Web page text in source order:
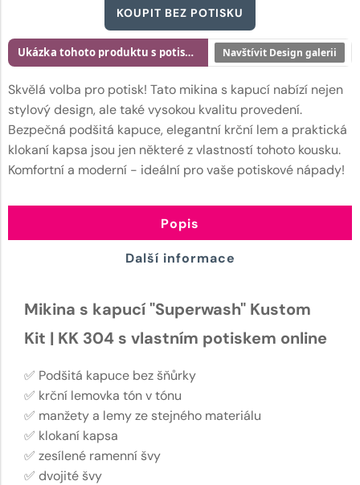
KOUPIT BEZ POTISKU
Skvělá volba pro potisk! Tato mikina s kapucí nabízí nejen
stylový design, ale také vysokou kvalitu provedení.
Bezpečná podšitá kapuce, elegantní krční lem a praktická
klokaní kapsa jsou jen některé z vlastností tohoto kousku.
Komfortní a moderní - ideální pro vaše potiskové nápady!
Ukázka tohoto produktu s potiskem Navštívit Design galerii
Popis
Další informace
Mikina s kapucí "Superwash" Kustom
Kit | KK 304 s vlastním potiskem online
✅ Podšitá kapuce bez šňůrky
✅ krční lemovka tón v tónu
✅ manžety a lemy ze stejného materiálu
✅ klokaní kapsa
✅ zesílené ramenní švy
✅ dvojité švy